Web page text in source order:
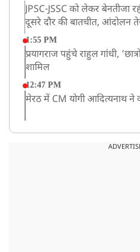
JPSC-JSSC को लेकर बेनतीजा
दूसरे दौर की बातचीत, आंदोलन
1:55 PM
प्रयागराज पहुंचे राहुल गांधी,
शामिल
12:47 PM
मेरठ में CM योगी आदित्यनाथ ने
असम बाढ़: 13 जिलों में 15 लाख